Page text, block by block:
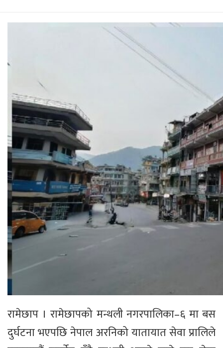
रामेछाप । रामेछापको मन्थली नगरपालिका–६ मा बस
दुर्घटना भएपछि नेपाल अरनिको यातायात सेवा प्रालिले